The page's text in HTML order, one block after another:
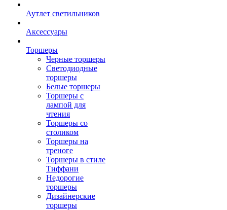
Аутлет светильников
Аксессуары
Торшеры
Черные торшеры
Светодиодные
торшеры
Белые торшеры
Торшеры с
лампой для
чтения
Торшеры со
столиком
Торшеры на
треноге
Торшеры в стиле
Тиффани
Недорогие
торшеры
Дизайнерские
торшеры